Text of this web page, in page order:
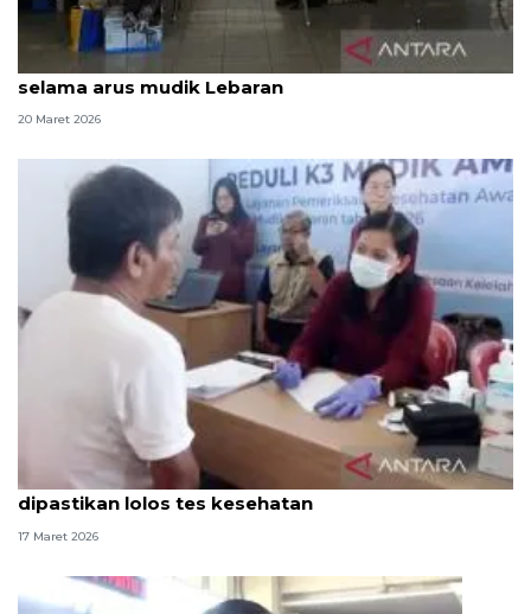
Terminal Terpadu Pulo Gebang nihil kejahatan
selama arus mudik Lebaran
20 Maret 2026
Sopir bus bawa pemudik di Pulo Gebang
dipastikan lolos tes kesehatan
17 Maret 2026